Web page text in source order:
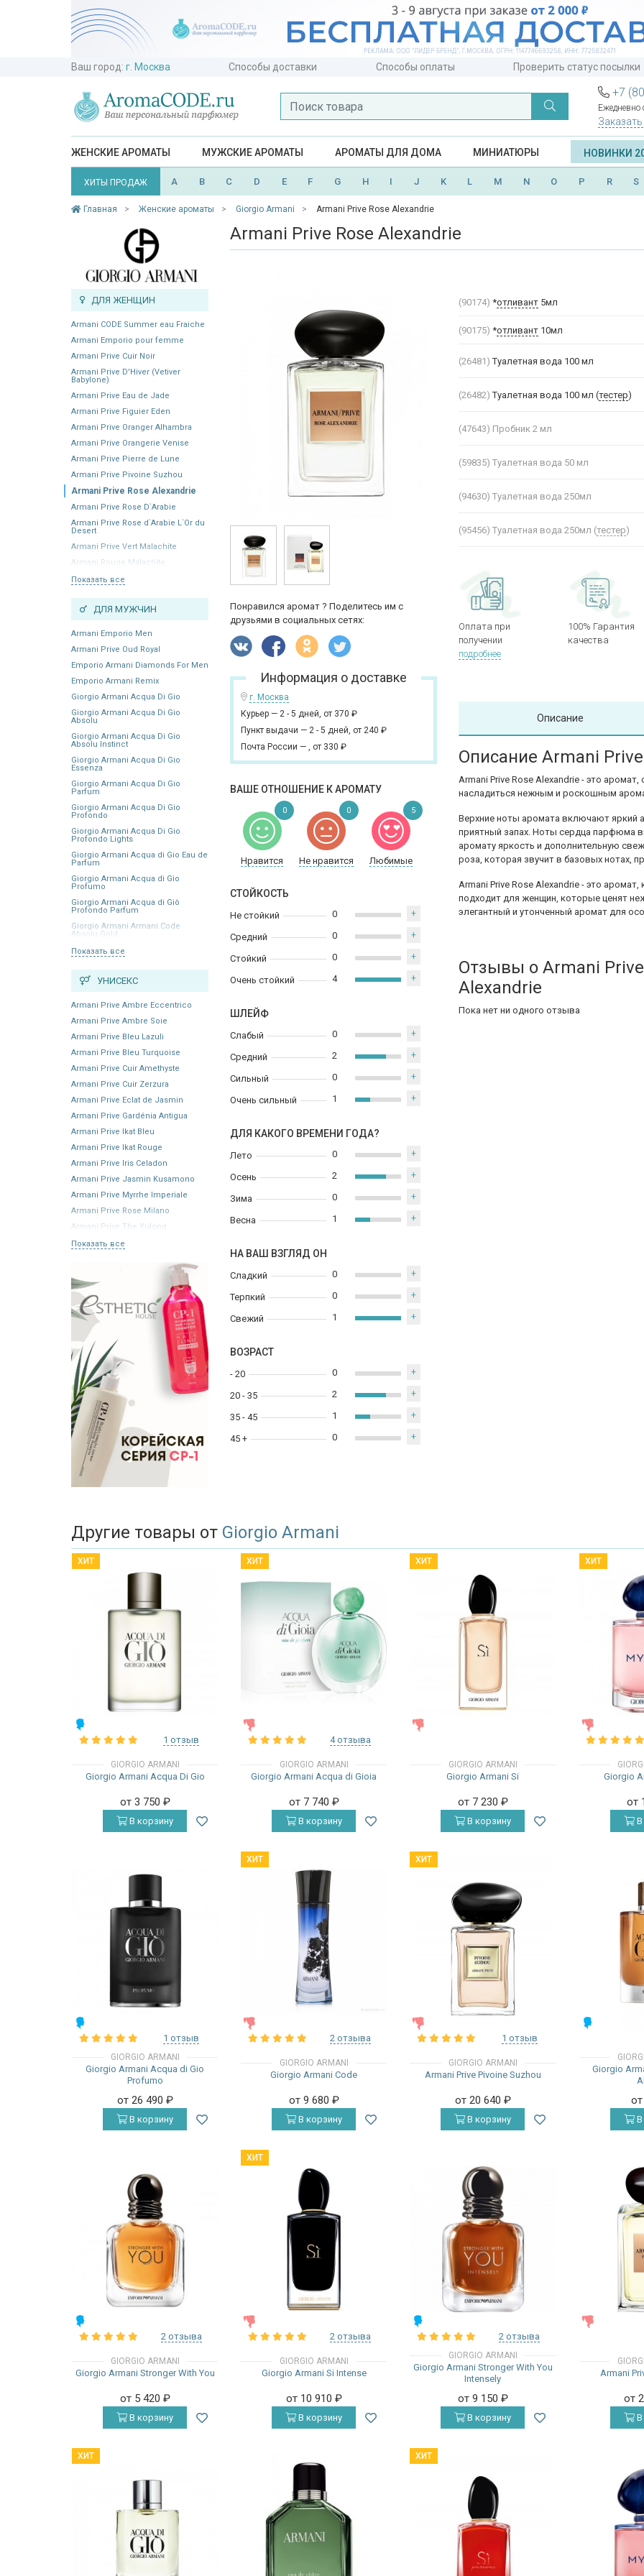
Ваш город: г. Москва Способы доставки Способы оплаты Проверить статус посылки
+7
Ежедневно
ЖЕНСКИЕ АРОМАТЫ МУЖСКИЕ АРОМАТЫ АРОМАТЫ ДЛЯ ДОМА МИНИАТЮРЫ НОВИНКИ
ХИТЫ ПРОДАЖ A B C D E F G H I J K L M N O P R S
Главная Женские ароматы Giorgio Armani Armani Prive Rose Alexandrie
ДЛЯ ЖЕНЩИН
Armani CODE Summer eau Fraiche
Armani Emporio pour femme
Armani Prive Cuir Noir
Armani Prive D'Hiver (Vetiver
Babylone)
Armani Prive Eau de Jade
Armani Prive Figuier Eden
Armani Prive Oranger Alhambra
Armani Prive Orangerie Venise
Armani Prive Pierre de Lune
Armani Prive Pivoine Suzhou
Armani Prive Rose Alexandrie
Armani Prive Rose D`Arabie
Armani Prive Rose d`Arabie L`Or du
Desert
Armani Prive Vert Malachite
Armani Rouge Malachite
Показать все
ДЛЯ МУЖЧИН
Armani Emporio Men
Armani Prive Oud Royal
Emporio Armani Diamonds For Men
Emporio Armani Remix
Giorgio Armani Acqua Di Gio
Giorgio Armani Acqua Di Gio
Absolu
Giorgio Armani Acqua Di Gio
Absolu Instinct
Giorgio Armani Acqua Di Gio
Essenza
Giorgio Armani Acqua Di Gio
Parfum
Giorgio Armani Acqua Di Gio
Profondo
Giorgio Armani Acqua Di Gio
Profondo Lights
Giorgio Armani Acqua di Gio Eau de
Parfum
Giorgio Armani Acqua di Gio
Profumo
Giorgio Armani Acqua di Giò
Profondo Parfum
Giorgio Armani Armani Code
Absolu Gold
Показать все
УНИСЕКС
Armani Prive Ambre Eccentrico
Armani Prive Ambre Soie
Armani Prive Bleu Lazuli
Armani Prive Bleu Turquoise
Armani Prive Cuir Amethyste
Armani Prive Cuir Zerzura
Armani Prive Eclat de Jasmin
Armani Prive Gardénia Antigua
Armani Prive Ikat Bleu
Armani Prive Ikat Rouge
Armani Prive Iris Celadon
Armani Prive Jasmin Kusamono
Armani Prive Myrrhe Imperiale
Armani Prive Rose Milano
Armani Prive The Yulong
Показать все
Armani Prive Rose Alexandrie
Понравился аромат ? Поделитесь им с
друзьями в социальных сетях:
Информация о доставке
г. Москва
Курьер — 2 - 5 дней, от 370 ₽
Пункт выдачи — 2 - 5 дней, от 240 ₽
Почта России — , от 330 ₽
ВАШЕ ОТНОШЕНИЕ К АРОМАТУ
Нравится Не нравится Любимые
0 0 5
СТОЙКОСТЬ
Не стойкий
Средний
Стойкий
Очень стойкий
0 +
0 +
0 +
4 +
ШЛЕЙФ
Слабый
Средний
Сильный
Очень сильный
0 +
2 +
0 +
1 +
ДЛЯ КАКОГО ВРЕМЕНИ ГОДА?
Лето
Осень
Зима
Весна
0 +
2 +
0 +
1 +
НА ВАШ ВЗГЛЯД ОН
Сладкий
Терпкий
Свежий
0 +
0 +
1 +
ВОЗРАСТ
- 20
20 - 35
35 - 45
45 +
0 +
2 +
1 +
0 +
(90174) *отливант 5мл
(90175) *отливант 10мл
(26481) Туалетная вода 100 мл
(26482) Туалетная вода 100 мл (тестер)
(47643) Пробник 2 мл
(59835) Туалетная вода 50 мл
(94630) Туалетная вода 250мл
(95456) Туалетная вода 250мл (тестер)
Оплата при
получении
подробнее
100% Гарантия
качества
Описание
Описание Armani
Armani Prive Rose Alexandrie - это
насладиться нежным и роскошным
Верхние ноты аромата включают яркий
приятный запах. Ноты сердца парфюма
аромату яркость и дополнительную
роза, которая звучит в базовых нотах,
Armani Prive Rose Alexandrie - это
подходит для женщин, которые ценят
элегантный и утонченный аромат для
Отзывы о Armani
Alexandrie
Пока нет ни одного отзыва
Другие товары от Giorgio Armani
ХИТ
1 отзыв
GIORGIO ARMANI
Giorgio Armani Acqua Di Gio
от 3 750 ₽
В корзину
ХИТ
4 отзыва
GIORGIO ARMANI
Giorgio Armani Acqua di Gioia
от 7 740 ₽
В корзину
ХИТ
GIORGIO ARMANI
Giorgio Armani Si
от 7 230 ₽
В корзину
ХИТ
Giorgio
от
В
1 отзыв
GIORGIO ARMANI
Giorgio Armani Acqua di Gio
Profumo
от 26 490 ₽
В корзину
ХИТ
2 отзыва
GIORGIO ARMANI
Giorgio Armani Code
от 9 680 ₽
В корзину
ХИТ
1 отзыв
GIORGIO ARMANI
Armani Prive Pivoine Suzhou
от 20 640 ₽
В корзину
Giorgio
В
2 отзыва
GIORGIO ARMANI
Giorgio Armani Stronger With You
от 5 420 ₽
В корзину
ХИТ
2 отзыва
GIORGIO ARMANI
Giorgio Armani Si Intense
от 10 910 ₽
В корзину
2 отзыва
GIORGIO ARMANI
Giorgio Armani Stronger With You
Intensely
от 9 150 ₽
В корзину
Armani
от
В
ХИТ ХИТ